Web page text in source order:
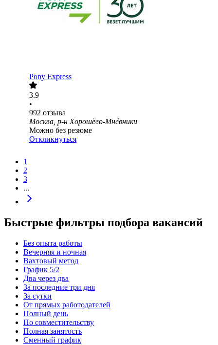
Pony Express
3.9
•
992 отзыва
Москва, р-н Хорошёво-Мнёвники
Можно без резюме
Откликнуться
1
2
3
...
Быстрые фильтры подбора вакансий
Без опыта работы
Вечерняя и ночная
Вахтовый метод
График 5/2
Два через два
За последние три дня
За сутки
От прямых работодателей
Полный день
По совместительству
Полная занятость
Сменный график